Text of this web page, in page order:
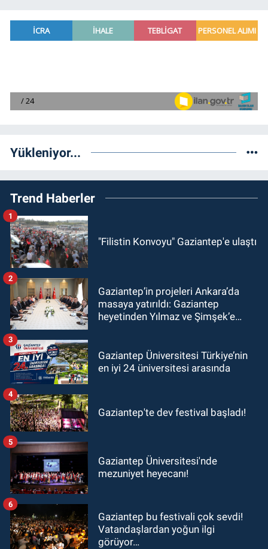
Yükleniyor...
Trend Haberler
"Filistin Konvoyu" Gaziantep'e ulaştı
1
Gaziantep’in projeleri Ankara’da
masaya yatırıldı: Gaziantep
heyetinden Yılmaz ve Şimşek’e
2
Gaziantep Üniversitesi Türkiye’nin
en iyi 24 üniversitesi arasında
3
Gaziantep'te dev festival başladı!
4
Gaziantep Üniversitesi'nde
mezuniyet heyecanı!
5
Gaziantep bu festivali çok sevdi!
Vatandaşlardan yoğun ilgi
görüyor…
6